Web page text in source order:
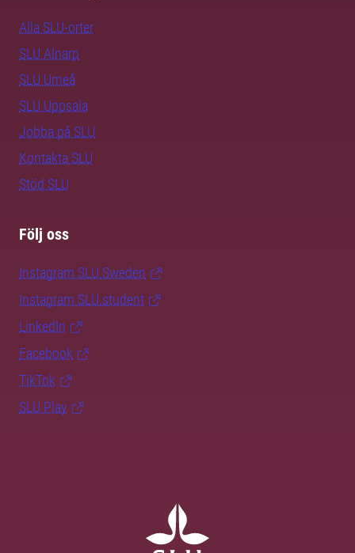
Alla SLU-orter
SLU Alnarp
SLU Umeå
SLU Uppsala
Jobba på SLU
Kontakta SLU
Stöd SLU
Följ oss
Instagram SLU.Sweden
Instagram SLU.student
LinkedIn
Facebook
TikTok
SLU Play